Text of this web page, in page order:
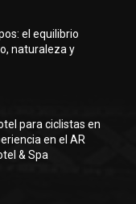
el equilibrio
naturaleza y
para ciclistas en
en el AR
& Spa